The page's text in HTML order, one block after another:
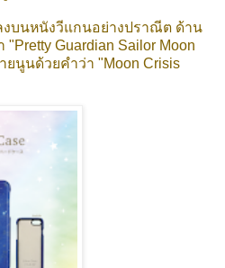
บนหนังวีแกนอย่างปราณีต ด้าน
Guardian Sailor Moon
ยนูนด้วยคำว่า "Moon Crisis